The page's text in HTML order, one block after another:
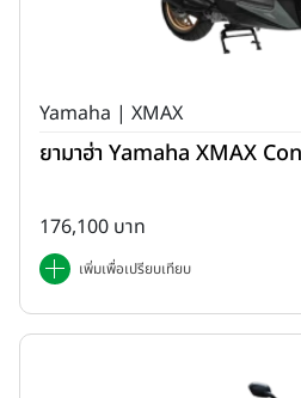
Yamaha | XMAX
ยามาฮ่า Yamaha XMAX
176,100 บาท
เพิ่มเพื่อเปรียบเทียบ